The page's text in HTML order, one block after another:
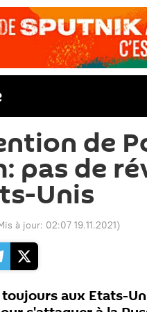
de
pas de
Unis
à jour: 02:07 19.11.2021)
aux Etats-